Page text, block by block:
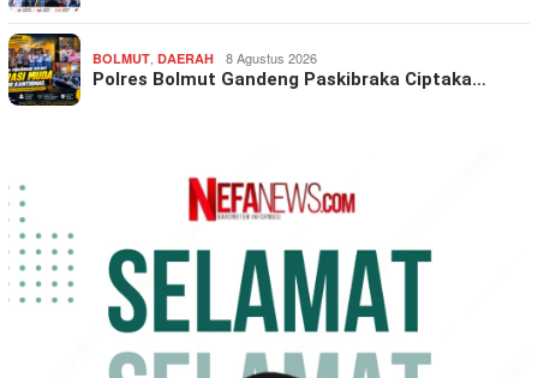
BOLMUT DAERAH 8 Agustus 2026
Polres Bolmut Gandeng Paskibraka Ciptaka…